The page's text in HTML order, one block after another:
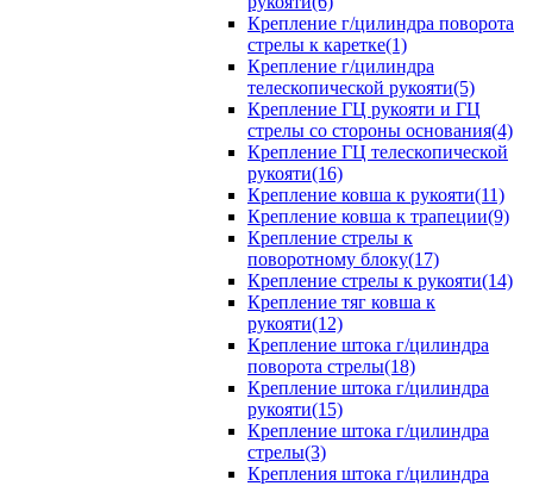
Крепление г/цилиндра поворота
стрелы к каретке(1)
Крепление г/цилиндра
телескопической рукояти(5)
Крепление ГЦ рукояти и ГЦ
стрелы со стороны основания(4)
Крепление ГЦ телескопической
рукояти(16)
Крепление ковша к рукояти(11)
Крепление ковша к трапеции(9)
Крепление стрелы к
поворотному блоку(17)
Крепление стрелы к рукояти(14)
Крепление тяг ковша к
рукояти(12)
Крепление штока г/цилиндра
поворота стрелы(18)
Крепление штока г/цилиндра
рукояти(15)
Крепление штока г/цилиндра
стрелы(3)
Крепления штока г/цилиндра